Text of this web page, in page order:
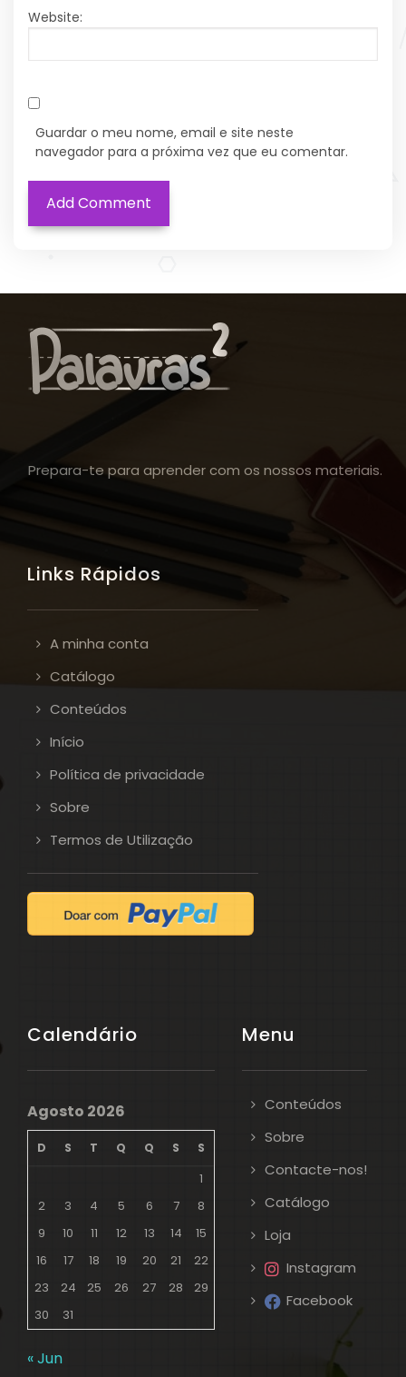
Website:
Guardar o meu nome, email e site neste
navegador para a próxima vez que eu comentar.
Prepara-te para aprender com os nossos materiais.
Links Rápidos
A minha conta
Catálogo
Conteúdos
Início
Política de privacidade
Sobre
Termos de Utilização
Calendário
Agosto 2026
D S T Q Q S S
1
2
3 4 5 6 7
8
9
10 11 12 13 14
15
16
17 18 19 20 21
22
23
24 25 26 27 28
29
30
31
« Jun
Menu
Conteúdos
Sobre
Contacte-nos!
Catálogo
Loja
Instagram
Facebook